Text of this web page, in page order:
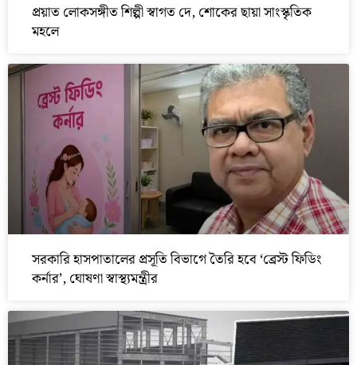
প্রয়াত লোকসঙ্গীত শিল্পী স্বাগত দে, শোকের ছায়া সাংস্কৃতিক
মহলে
সরকারি হাসপাতালের প্রসূতি বিভাগে তৈরি হবে ‘ব্রেস্ট ফিডিং
কর্নার’, ঘোষণা স্বাস্থ্যমন্ত্রীর